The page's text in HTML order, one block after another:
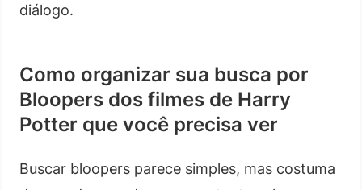
diálogo.
Como organizar sua busca por
Bloopers dos filmes de Harry
Potter que você precisa ver
Buscar bloopers parece simples, mas costuma